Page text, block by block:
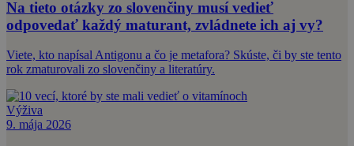
Na tieto otázky zo slovenčiny musí vedieť
odpovedať každý maturant, zvládnete ich aj vy?
Viete, kto napísal Antigonu a čo je metafora? Skúste, či by ste tento
rok zmaturovali zo slovenčiny a literatúry.
Výživa
9. mája 2026